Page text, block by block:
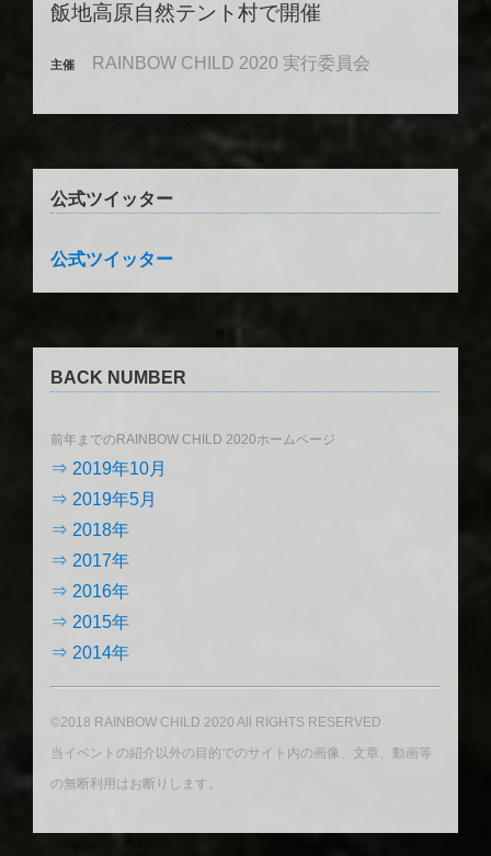
飯地高原自然テント村で開催
主催 RAINBOW CHILD 2020 実行委員会
公式ツイッター
公式ツイッター
BACK NUMBER
前年までのRAINBOW CHILD 2020ホームページ
⇒ 2019年10月
⇒ 2019年5月
⇒ 2018年
⇒ 2017年
⇒ 2016年
⇒ 2015年
⇒ 2014年
©2018 RAINBOW CHILD 2020 All RIGHTS RESERVED
当イベントの紹介以外の目的でのサイト内の画像、文章、動画等
の無断利用はお断りします。